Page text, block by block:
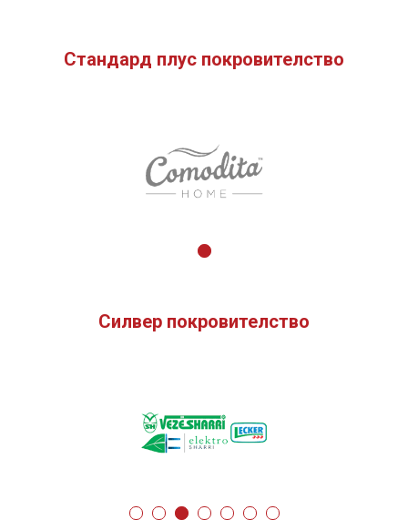
Стандард плус покровителство
Силвер покровителство